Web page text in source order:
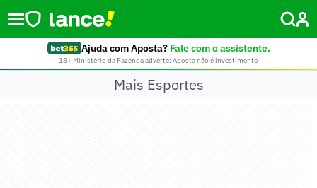
Ajuda com Aposta? Fale com o assistente.
18+ Ministério da Fazenda adverte: Aposta não é investimento
Mais Esportes